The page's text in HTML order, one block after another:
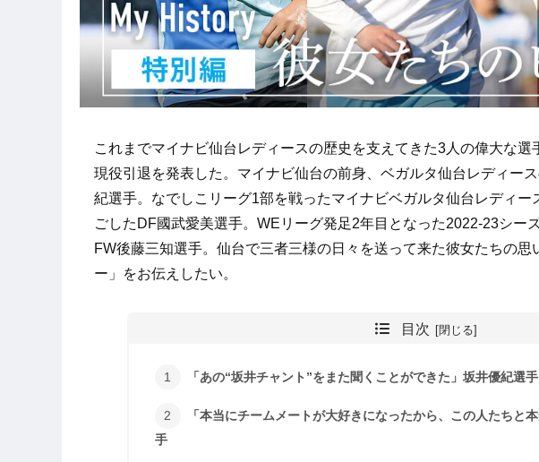
これまでマイナビ仙台レディースの歴史を支えてきた3人の偉大な選
現役引退を発表した。マイナビ仙台の前身、ベガルタ仙台レディー
紀選手。なでしこリーグ1部を戦ったマイナビベガルタ仙台レディー
ごしたDF國武愛美選手。WEリーグ発足2年目となった2022-23シー
FW後藤三知選手。仙台で三者三様の日々を送って来た彼女たちの思
ー」をお伝えしたい。
目次
「あの“坂井チャント”をまた聞くことができた」坂井優紀選手
「本当にチームメートが大好きになったから、この人たちと
手